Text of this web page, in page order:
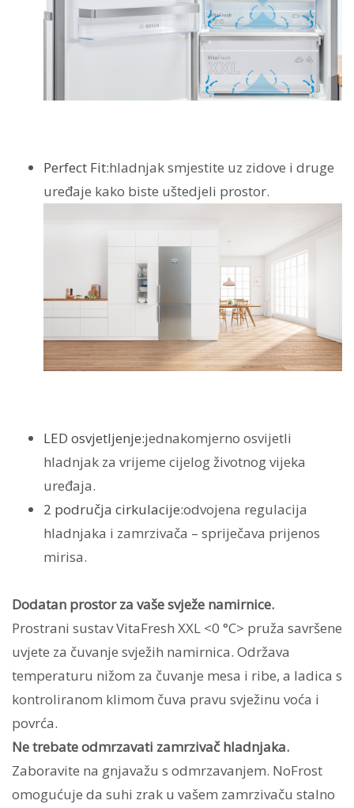
Perfect Fit:hladnjak smjestite uz zidove i druge
uređaje kako biste uštedjeli prostor.
LED osvjetljenje:jednakomjerno osvijetli
hladnjak za vrijeme cijelog životnog vijeka
uređaja.
2 područja cirkulacije:odvojena regulacija
hladnjaka i zamrzivača – spriječava prijenos
mirisa.
Dodatan prostor za vaše svježe namirnice.
Prostrani sustav VitaFresh XXL <0 °C> pruža savršene
uvjete za čuvanje svježih namirnica. Održava
temperaturu nižom za čuvanje mesa i ribe, a ladica s
kontroliranom klimom čuva pravu svježinu voća i
povrća.
Ne trebate odmrzavati zamrzivač hladnjaka.
Zaboravite na gnjavažu s odmrzavanjem. NoFrost
omogućuje da suhi zrak u vašem zamrzivaču stalno